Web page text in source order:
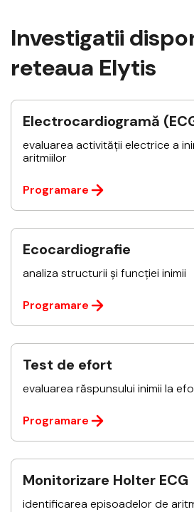
Investigatii
reteaua Elytis
Electrocardiogramă
evaluarea activității electrice a
aritmiilor
Programare
Ecocardiografie
analiza structurii și funcției inimii
Programare
Test de efort
evaluarea răspunsului inimii la
Programare
Monitorizare Holter ECG
identificarea episoadelor de